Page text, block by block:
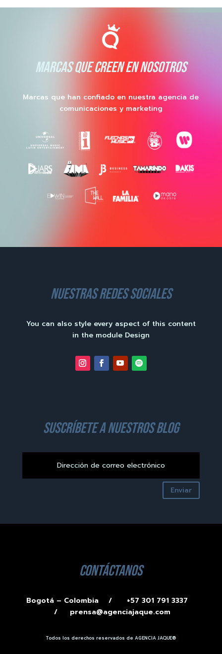
MARCAS QUE CREEN EN NOSOTROS
Marcas que han confiado en nuestra agencia de
comunicaciones y marketing
nuestras redes sociales
You can also style every aspect of this content
in the module Design
suscríbete a nuestros blog
Enviar
contáctanos
Bogotá – Colombia /
+57 301 791 3337
/ prensa@agenciajaque.com
Todos los derechos reservados de AGENCIA JAQUE®